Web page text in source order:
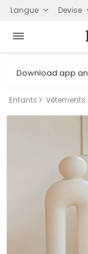
Langue Devise
Download app
Enfants